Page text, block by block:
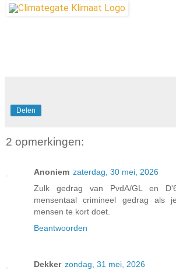
Delen
2 opmerkingen:
Anoniem zaterdag, 30 mei, 2026
Zulk gedrag van PvdA/GL en
mensentaal crimineel gedrag als
mensen te kort doet.
Beantwoorden
Dekker zondag, 31 mei, 2026